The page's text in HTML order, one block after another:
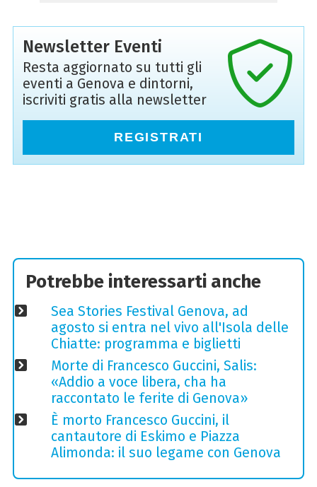
Newsletter Eventi
Resta aggiornato su tutti gli
eventi a Genova e dintorni,
iscriviti gratis alla newsletter
REGISTRATI
Potrebbe interessarti anche
Sea Stories Festival Genova, ad
agosto si entra nel vivo all'Isola delle
Chiatte: programma e biglietti
Morte di Francesco Guccini, Salis:
«Addio a voce libera, cha ha
raccontato le ferite di Genova»
È morto Francesco Guccini, il
cantautore di Eskimo e Piazza
Alimonda: il suo legame con Genova